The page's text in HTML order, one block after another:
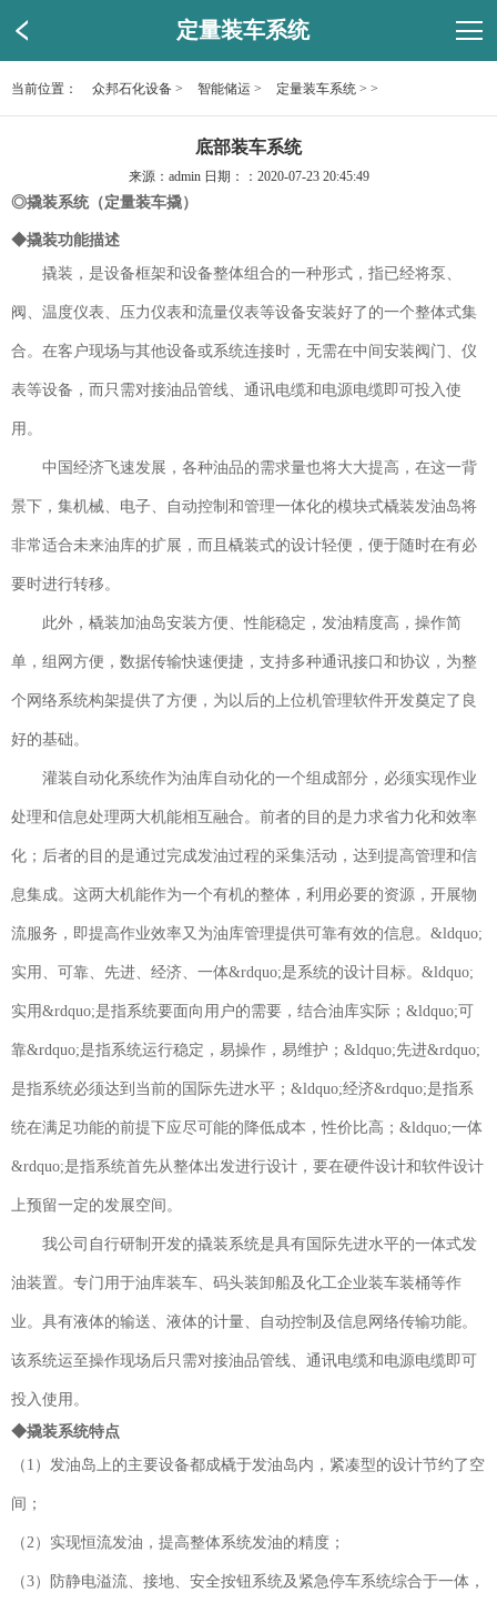
定量装车系统
当前位置： 众邦石化设备 > 智能储运 > 定量装车系统 > >
底部装车系统
来源：admin 日期：：2020-07-23 20:45:49
◎撬装系统（定量装车撬）
◆撬装功能描述
撬装，是设备框架和设备整体组合的一种形式，指已经将泵、
阀、温度仪表、压力仪表和流量仪表等设备安装好了的一个整体式集
合。在客户现场与其他设备或系统连接时，无需在中间安装阀门、仪
表等设备，而只需对接油品管线、通讯电缆和电源电缆即可投入使
用。
中国经济飞速发展，各种油品的需求量也将大大提高，在这一背
景下，集机械、电子、自动控制和管理一体化的模块式橇装发油岛将
非常适合未来油库的扩展，而且橇装式的设计轻便，便于随时在有必
要时进行转移。
此外，橇装加油岛安装方便、性能稳定，发油精度高，操作简
单，组网方便，数据传输快速便捷，支持多种通讯接口和协议，为整
个网络系统构架提供了方便，为以后的上位机管理软件开发奠定了良
好的基础。
灌装自动化系统作为油库自动化的一个组成部分，必须实现作业
处理和信息处理两大机能相互融合。前者的目的是力求省力化和效率
化；后者的目的是通过完成发油过程的采集活动，达到提高管理和信
息集成。这两大机能作为一个有机的整体，利用必要的资源，开展物
流服务，即提高作业效率又为油库管理提供可靠有效的信息。&ldquo;
实用、可靠、先进、经济、一体&rdquo;是系统的设计目标。&ldquo;
实用&rdquo;是指系统要面向用户的需要，结合油库实际；&ldquo;可
靠&rdquo;是指系统运行稳定，易操作，易维护；&ldquo;先进&rdquo;
是指系统必须达到当前的国际先进水平；&ldquo;经济&rdquo;是指系
统在满足功能的前提下应尽可能的降低成本，性价比高；&ldquo;一体
&rdquo;是指系统首先从整体出发进行设计，要在硬件设计和软件设计
上预留一定的发展空间。
我公司自行研制开发的撬装系统是具有国际先进水平的一体式发
油装置。专门用于油库装车、码头装卸船及化工企业装车装桶等作
业。具有液体的输送、液体的计量、自动控制及信息网络传输功能。
该系统运至操作现场后只需对接油品管线、通讯电缆和电源电缆即可
投入使用。
◆撬装系统特点
（1）发油岛上的主要设备都成橇于发油岛内，紧凑型的设计节约了空
间；
（2）实现恒流发油，提高整体系统发油的精度；
（3）防静电溢流、接地、安全按钮系统及紧急停车系统综合于一体，